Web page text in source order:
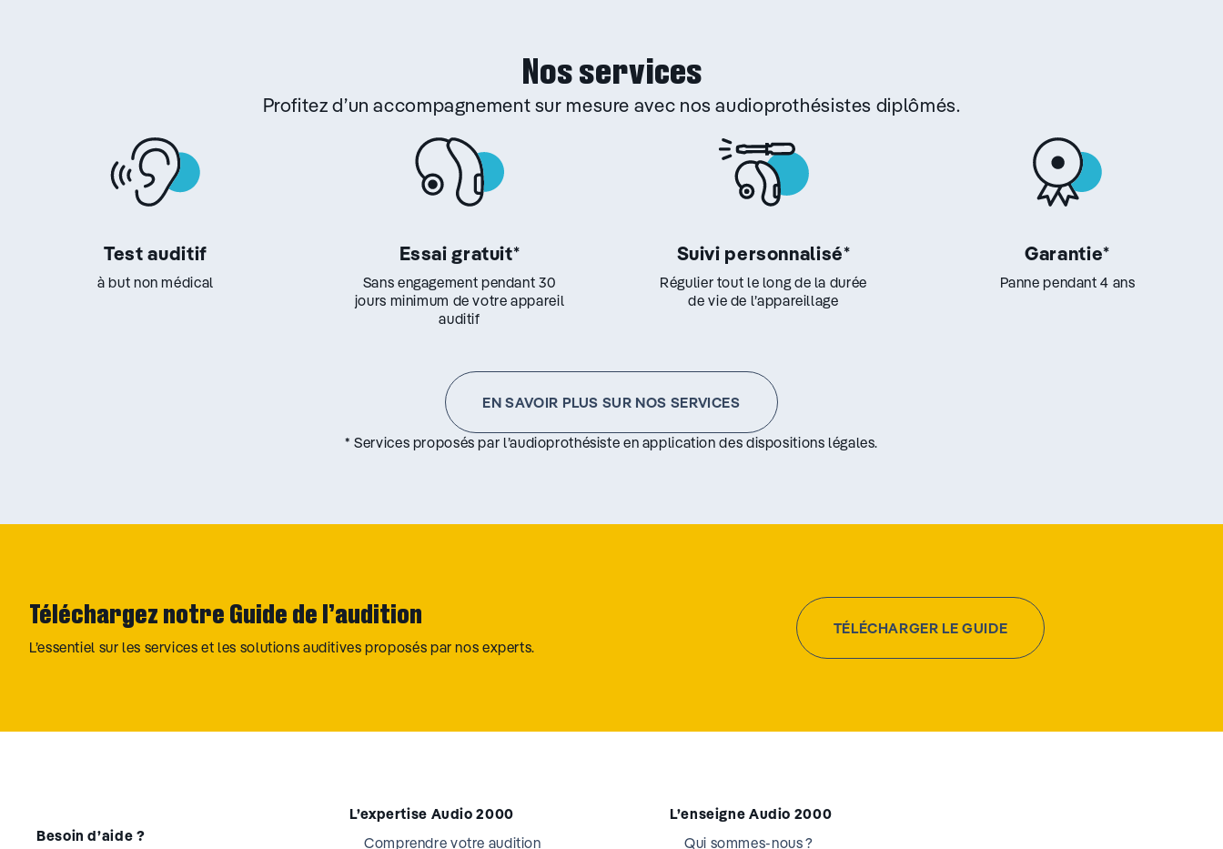
Nos services
Profitez d’un accompagnement sur mesure avec nos audioprothésistes diplômés.
Test auditif
à but non médical
Essai gratuit*
Sans engagement pendant 30
jours minimum de votre appareil
auditif
Suivi personnalisé*
Régulier tout le long de la durée
de vie de l’appareillage
Garantie*
Panne pendant 4 ans
EN SAVOIR PLUS SUR NOS SERVICES
* Services proposés par l’audioprothésiste en application des dispositions légales.
Téléchargez notre Guide de l’audition
L’essentiel sur les services et les solutions auditives proposés par nos experts.
TÉLÉCHARGER LE GUIDE
Besoin d’aide ?
L’expertise Audio 2000
Comprendre votre audition
L’enseigne Audio 2000
Qui sommes-nous ?